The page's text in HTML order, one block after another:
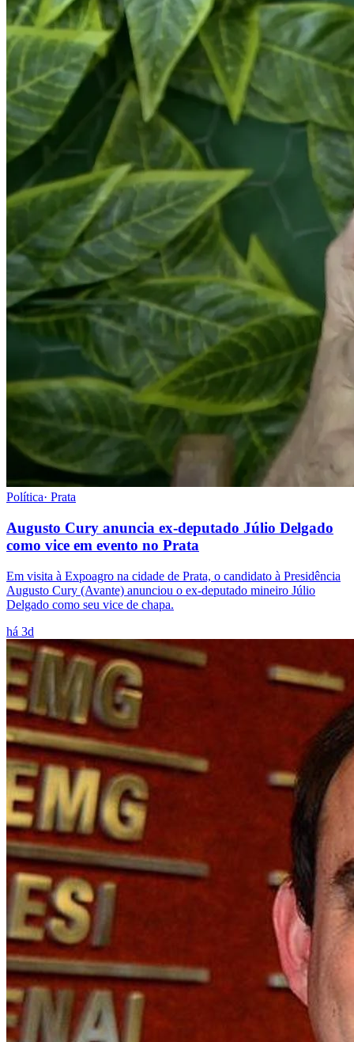
Política· Prata
Augusto Cury anuncia ex-deputado Júlio Delgado
como vice em evento no Prata
Em visita à Expoagro na cidade de Prata, o candidato à Presidência
Augusto Cury (Avante) anunciou o ex-deputado mineiro Júlio
Delgado como seu vice de chapa.
há 3d